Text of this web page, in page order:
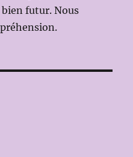
bien futur. Nous